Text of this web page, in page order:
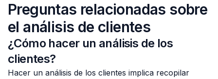
Preguntas relacionadas sobre
el análisis de clientes
¿Cómo hacer un análisis de los
clientes?
Hacer un análisis de los clientes implica recopilar